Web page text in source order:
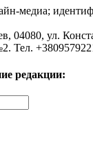
медиа;
04080, ул.
Тел.
редакции: